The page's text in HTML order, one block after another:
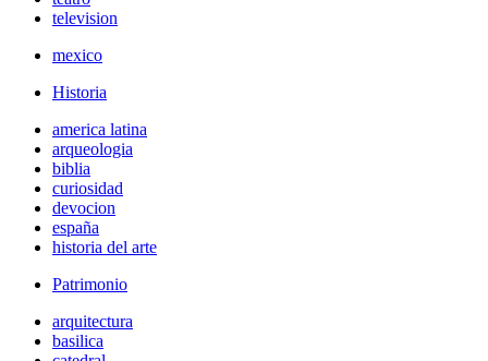
television
mexico
Historia
america latina
arqueologia
biblia
curiosidad
devocion
españa
historia del arte
Patrimonio
arquitectura
basilica